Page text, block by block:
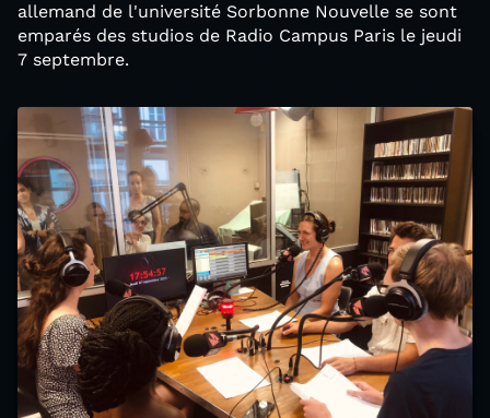
allemand de l'université Sorbonne Nouvelle se sont
emparés des studios de Radio Campus Paris le jeudi
7 septembre.